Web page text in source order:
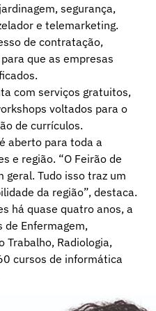
segurança,
e telemarketing.
de contratação,
que as empresas
com serviços gratuitos,
voltados para o
de currículos.
aberto para toda a
e região. “O Feirão de
geral. Tudo isso traz um
da região”, destaca.
há quase quatro anos, a
de Enfermagem,
Trabalho, Radiologia,
cursos de informática